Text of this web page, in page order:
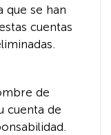
que se han
cuentas
de
cuenta de